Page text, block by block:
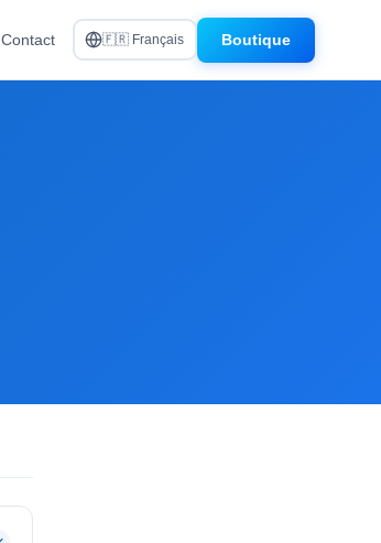
Contact 🇫🇷 Français Boutique